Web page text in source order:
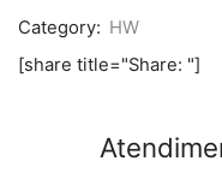
Category: HW
[share title="Share: "]